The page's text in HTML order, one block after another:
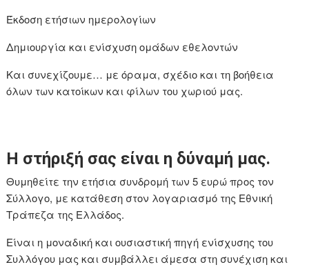
Έκδοση ετήσιων ημερολογίων
Δημιουργία και ενίσχυση ομάδων εθελοντών
Και συνεχίζουμε… με όραμα, σχέδιο και τη βοήθεια
όλων των κατοίκων και φίλων του χωριού μας.
Η στήριξή σας είναι η δύναμή μας.
Θυμηθείτε την ετήσια συνδρομή των 5 ευρώ προς τον
Σύλλογο, με κατάθεση στον λογαριασμό της Εθνική
Τράπεζα της Ελλάδος.
Είναι η μοναδική και ουσιαστική πηγή ενίσχυσης του
Συλλόγου μας και συμβάλλει άμεσα στη συνέχιση και